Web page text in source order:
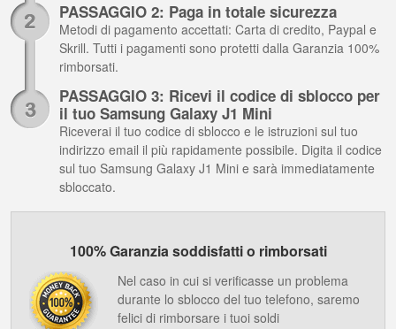
PASSAGGIO 2: Paga in totale sicurezza
Metodi di pagamento accettati: Carta di credito, Paypal e
Skrill. Tutti i pagamenti sono protetti dalla Garanzia 100%
rimborsati.
PASSAGGIO 3: Ricevi il codice di sblocco per
il tuo Samsung Galaxy J1 Mini
Riceverai il tuo codice di sblocco e le istruzioni sul tuo
indirizzo email il più rapidamente possibile. Digita il codice
sul tuo Samsung Galaxy J1 Mini e sarà immediatamente
sbloccato.
100% Garanzia soddisfatti o rimborsati
Nel caso in cui si verificasse un problema
durante lo sblocco del tuo telefono, saremo
felici di rimborsare i tuoi soldi